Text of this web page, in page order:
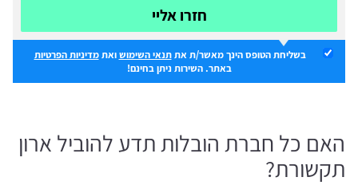
חזרו אליי
בשליחת הטופס הינך מאשר/ת אתתנאי השימושואתמדיניות הפרטיות
באתר. השירות ניתן בחינם!
האם כל חברת הובלות תדע להוביל ארון
תקשורת?